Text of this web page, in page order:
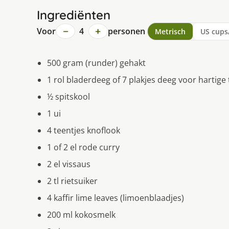
Ingrediënten
Voor − 4 + personen Metrisch US
500 gram (runder) gehakt
1 rol bladerdeeg of 7 plakjes deeg voor
½ spitskool
1 ui
4 teentjes knoflook
1 of 2 el rode curry
2 el vissaus
2 tl rietsuiker
4 kaffir lime leaves (limoenblaadjes)
200 ml kokosmelk